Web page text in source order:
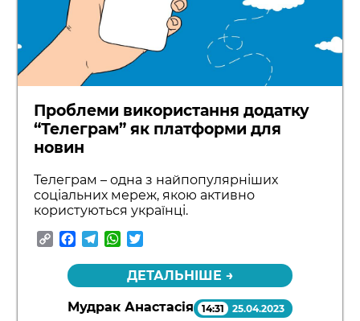
Проблеми використання додатку
“Телеграм” як платформи для
новин
Телеграм – одна з найпопулярніших
соціальних мереж, якою активно
користуються українці.
CopyFacebook
TelegramWhatsApp
ДЕТАЛЬНІШЕ →
Мудрак Анастасія 14:31 25.04.2023